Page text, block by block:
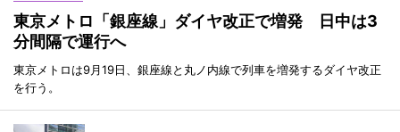
東京メトロ「銀座線」ダイヤ改正で増発 日中は3
分間隔で運行へ
東京メトロは9月19日、銀座線と丸ノ内線で列車を増発するダイヤ改正
を行う。